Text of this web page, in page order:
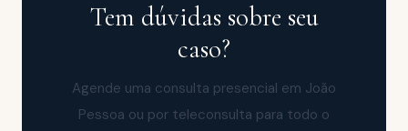
Tem dúvidas sobre seu
caso?
Agende uma consulta presencial em João
Pessoa ou por teleconsulta para todo o